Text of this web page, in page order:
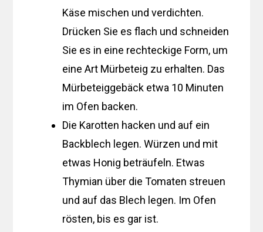
Käse mischen und verdichten.
Drücken Sie es flach und schneiden
Sie es in eine rechteckige Form, um
eine Art Mürbeteig zu erhalten. Das
Mürbeteiggebäck etwa 10 Minuten
im Ofen backen.
Die Karotten hacken und auf ein
Backblech legen. Würzen und mit
etwas Honig beträufeln. Etwas
Thymian über die Tomaten streuen
und auf das Blech legen. Im Ofen
rösten, bis es gar ist.